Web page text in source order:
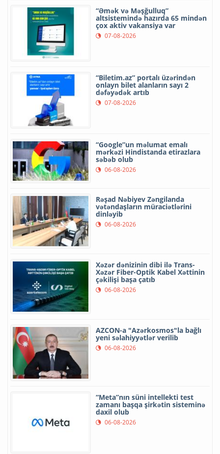
“Əmək və Məşğulluq”
altsistemində hazırda 65 mindən
çox aktiv vakansiya var
07-08-2026
“Biletim.az” portalı üzərindən
onlayn bilet alanların sayı 2
dəfəyədək artıb
07-08-2026
“Google”un məlumat emalı
mərkəzi Hindistanda etirazlara
səbəb olub
06-08-2026
Rəşad Nəbiyev Zəngilanda
vətəndaşların müraciətlərini
dinləyib
06-08-2026
Xəzər dənizinin dibi ilə Trans-
Xəzər Fiber-Optik Kabel Xəttinin
çəkilişi başa çatıb
06-08-2026
AZCON-a "Azərkosmos"la bağlı
yeni səlahiyyətlər verilib
06-08-2026
“Meta”nın süni intellekti test
zamanı başqa şirkətin sisteminə
daxil olub
06-08-2026